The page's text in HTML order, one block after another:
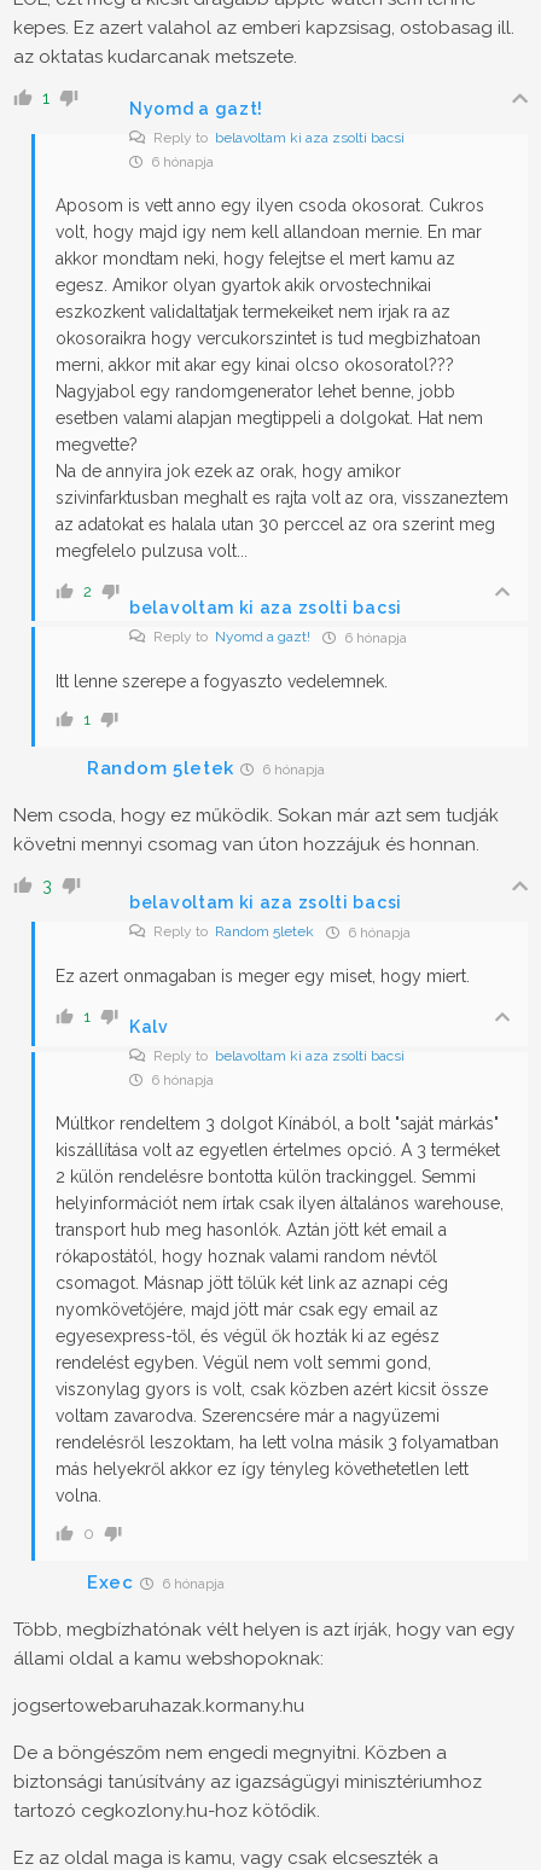
kepes. Ez azert valahol az emberi kapzsisag, ostobasag ill.
az oktatas kudarcanak metszete.
1
Nyomd a gazt!
Reply to belavoltam ki aza zsolti bacsi
6 hónapja
Aposom is vett anno egy ilyen csoda okosorat. Cukros
volt, hogy majd igy nem kell allandoan mernie. En mar
akkor mondtam neki, hogy felejtse el mert kamu az
egesz. Amikor olyan gyartok akik orvostechnikai
eszkozkent validaltatjak termekeiket nem irjak ra az
okosoraikra hogy vercukorszintet is tud megbizhatoan
merni, akkor mit akar egy kinai olcso okosoratol???
Nagyjabol egy randomgenerator lehet benne, jobb
esetben valami alapjan megtippeli a dolgokat. Hat nem
megvette?
Na de annyira jok ezek az orak, hogy amikor
szivinfarktusban meghalt es rajta volt az ora, visszaneztem
az adatokat es halala utan 30 perccel az ora szerint meg
megfelelo pulzusa volt...
2
belavoltam ki aza zsolti bacsi
Reply to Nyomd a gazt! 6 hónapja
Itt lenne szerepe a fogyaszto vedelemnek.
1
Random 5letek 6 hónapja
Nem csoda, hogy ez működik. Sokan már azt sem tudják
követni mennyi csomag van úton hozzájuk és honnan.
3
belavoltam ki aza zsolti bacsi
Reply to Random 5letek 6 hónapja
Ez azert onmagaban is meger egy miset, hogy miert.
1
Kalv
Reply to belavoltam ki aza zsolti bacsi
6 hónapja
Múltkor rendeltem 3 dolgot Kínából, a bolt "saját márkás"
kiszállítása volt az egyetlen értelmes opció. A 3 terméket
2 külön rendelésre bontotta külön trackinggel. Semmi
helyinformációt nem írtak csak ilyen általános warehouse,
transport hub meg hasonlók. Aztán jött két email a
rókapostától, hogy hoznak valami random névtől
csomagot. Másnap jött tőlük két link az aznapi cég
nyomkövetőjére, majd jött már csak egy email az
egyesexpress-től, és végül ők hozták ki az egész
rendelést egyben. Végül nem volt semmi gond,
viszonylag gyors is volt, csak közben azért kicsit össze
voltam zavarodva. Szerencsére már a nagyüzemi
rendelésről leszoktam, ha lett volna másik 3 folyamatban
más helyekről akkor ez így tényleg követhetetlen lett
volna.
0
Exec 6 hónapja
Több, megbízhatónak vélt helyen is azt írják, hogy van egy
állami oldal a kamu webshopoknak:
jogsertowebaruhazak.kormany.hu
De a böngészőm nem engedi megnyitni. Közben a
biztonsági tanúsítvány az igazságügyi minisztériumhoz
tartozó cegkozlony.hu-hoz kötődik.
Ez az oldal maga is kamu, vagy csak elcseszték a